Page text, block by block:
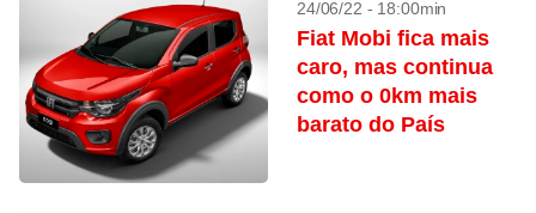
24/06/22 - 18:00min
Fiat Mobi fica mais
caro, mas continua
como o 0km mais
barato do País